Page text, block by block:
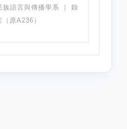
族語言與傳播學系 ｜ 錄
（原A236）